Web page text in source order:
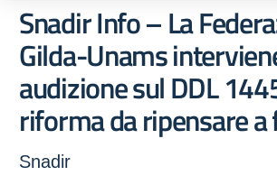
Snadir Info – La
Gilda-Unams
audizione sul DDL
riforma da ripensare a
Snadir